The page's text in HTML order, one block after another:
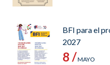
BFI para el
2027
8 /MAYO